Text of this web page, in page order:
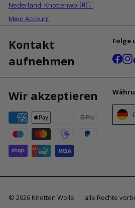
Nederland: Knottenwol 🇳🇱
Mein Account
Kontakt
aufnehmen
Folge
Wir akzeptieren
© 2026 Knotten Wolle alle Rechte